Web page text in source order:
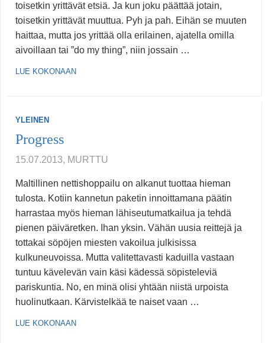
toisetkin yrittävät etsiä. Ja kun joku päättää jotain,
toisetkin yrittävät muuttua. Pyh ja pah. Eihän se muuten
haittaa, mutta jos yrittää olla erilainen, ajatella omilla
aivoillaan tai ”do my thing”, niin jossain …
LUE KOKONAAN
YLEINEN
Progress
15.07.2013, MURTTU
Maltillinen nettishoppailu on alkanut tuottaa hieman
tulosta. Kotiin kannetun paketin innoittamana päätin
harrastaa myös hieman lähiseutumatkailua ja tehdä
pienen päiväretken. Ihan yksin. Vähän uusia reittejä ja
tottakai söpöjen miesten vakoilua julkisissa
kulkuneuvoissa. Mutta valitettavasti kaduilla vastaan
tuntuu kävelevän vain käsi kädessä söpisteleviä
pariskuntia. No, en minä olisi yhtään niistä urpoista
huolinutkaan. Kärvistelkää te naiset vaan …
LUE KOKONAAN